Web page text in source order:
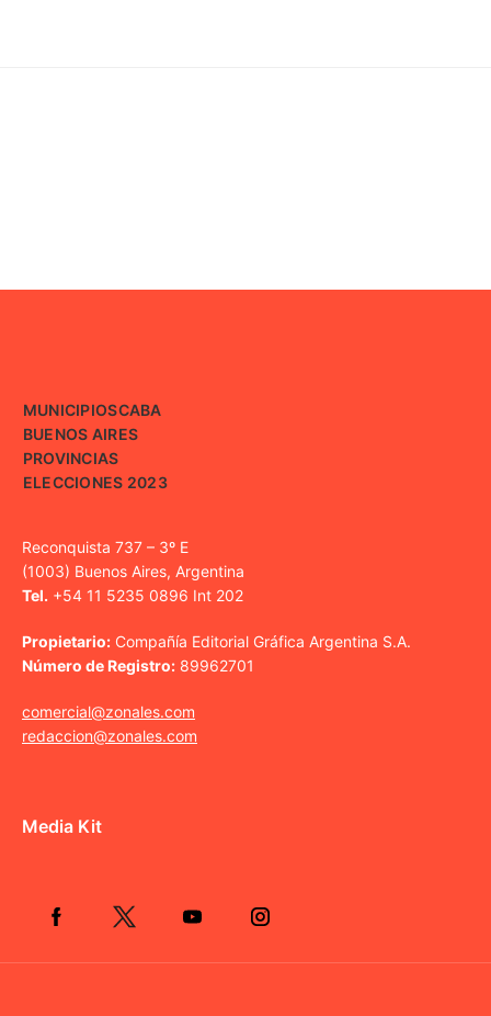
MUNICIPIOSCABA
BUENOS AIRES
PROVINCIAS
ELECCIONES 2023
Reconquista 737 – 3º E
(1003) Buenos Aires, Argentina
Tel. +54 11 5235 0896 Int 202
Propietario: Compañía Editorial Gráfica Argentina S.A.
Número de Registro: 89962701
comercial@zonales.com
redaccion@zonales.com
Media Kit